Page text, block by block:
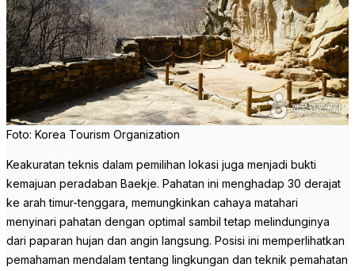
Foto: Korea Tourism Organization
Keakuratan teknis dalam pemilihan lokasi juga menjadi bukti
kemajuan peradaban Baekje. Pahatan ini menghadap 30 derajat
ke arah timur-tenggara, memungkinkan cahaya matahari
menyinari pahatan dengan optimal sambil tetap melindunginya
dari paparan hujan dan angin langsung. Posisi ini memperlihatkan
pemahaman mendalam tentang lingkungan dan teknik pemahatan